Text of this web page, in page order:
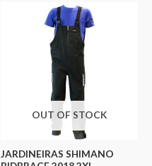
OUT OF STOCK
JARDINEIRAS SHIMANO